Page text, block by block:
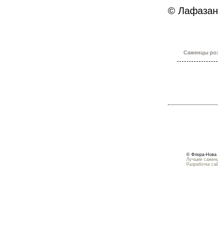
©
Саженцы
© Флора-Нова
Лучшие
Разработка